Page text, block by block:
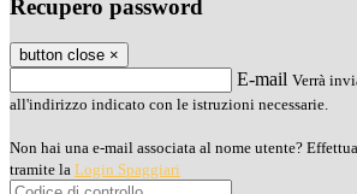
Recupero password
button close ×
E-mail Verrà
all'indirizzo indicato con le istruzioni necessarie.
Non hai una e-mail associata al nome utente?
tramite la Login Spaggiari